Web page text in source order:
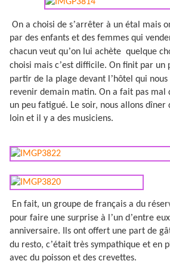
On a choisi de s’arrêter à un étal mais
par des enfants et des femmes qui
chacun veut qu’on lui achète quelque
choisi mais c’est difficile. On finit par un
partir de la plage devant l ’hôtel qui
revenir demain matin. On a fait pas mal
un peu fatigué. Le soir, nous allons dîner
loin et il y a des musiciens.
En fait, un groupe de français a du
pour faire une surprise à l’un d’entre
anniversaire. Ils ont offert une part de
du resto, c’était très sympathique et en
avec du poisson et des crevettes.